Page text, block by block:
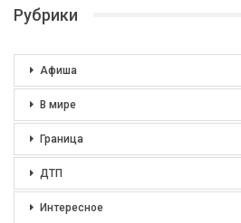
Рубрики
Афиша
В мире
Граница
ДТП
Интересное